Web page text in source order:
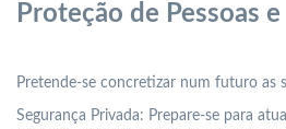
Proteção de Pessoas
Pretende-se concretizar num futuro as
Segurança Privada: Prepare-se para